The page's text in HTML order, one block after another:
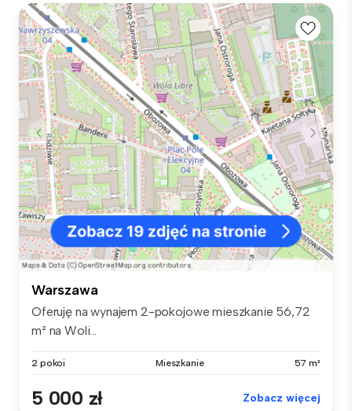
Warszawa
Oferuję na wynajem 2-pokojowe mieszkanie 56,72
m² na Woli...
2 pokoi Mieszkanie 57 m²
5 000 zł Zobacz więcej